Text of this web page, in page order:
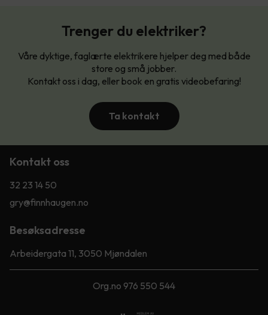
Trenger du elektriker?
Våre dyktige, faglærte elektrikere hjelper deg med både
store og små jobber.
Kontakt oss i dag, eller book en gratis videobefaring!
Ta kontakt
Kontakt oss
32 23 14 50
gry@finnhaugen.no
Besøksadresse
Arbeidergata 11, 3050 Mjøndalen
Org.no 976 550 544